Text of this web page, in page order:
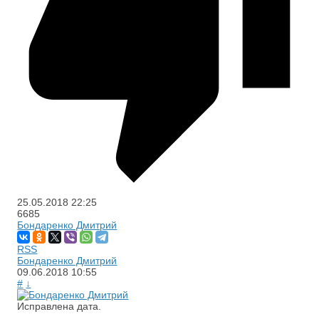
25.05.2018 22:25
6685
Бондаренко Дмитрий
RSS
Бондаренко Дмитрий
09.06.2018 10:55
# ↓
Исправлена дата.